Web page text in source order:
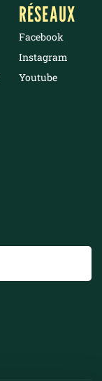
RÉSEAUX
Facebook
Instagram
Youtube